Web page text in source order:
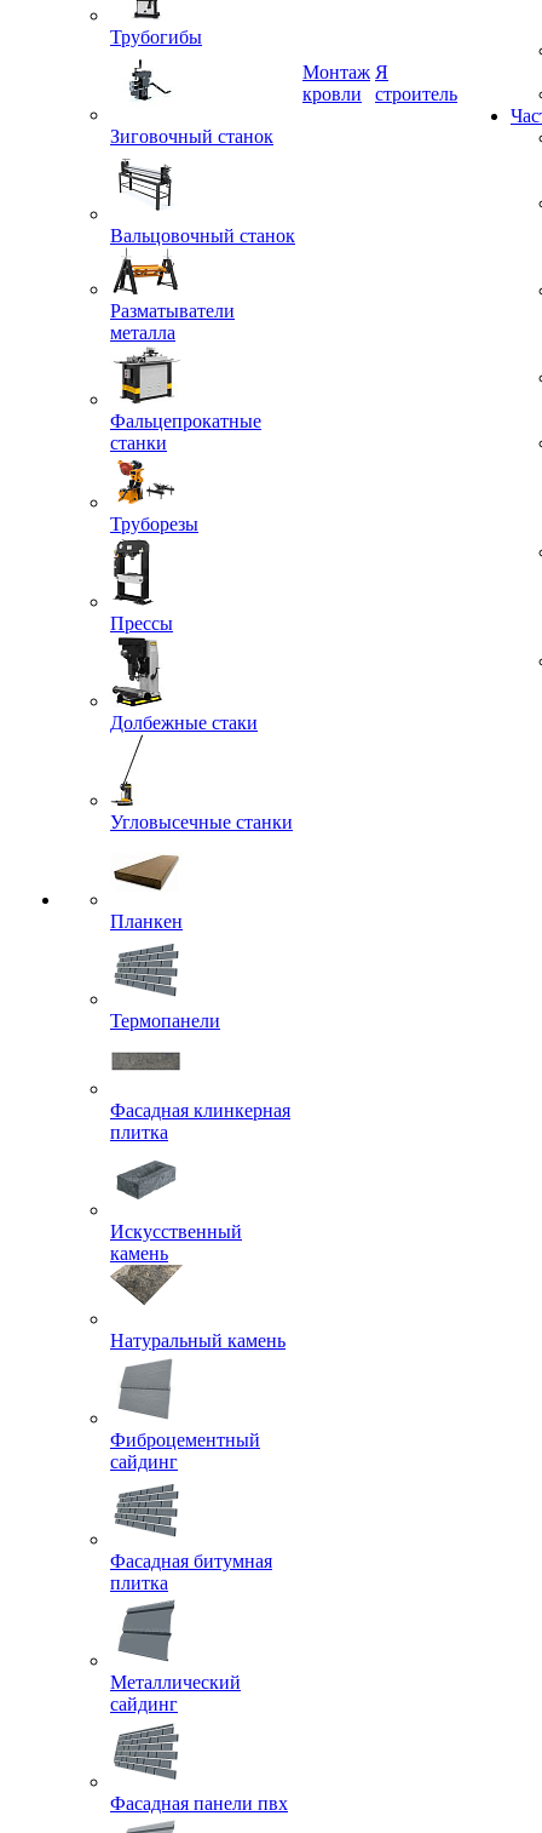
Трубогибы
Зиговочный станок
Вальцовочный станок
Разматыватели
металла
Фальцепрокатные
станки
Труборезы
Прессы
Долбежные стаки
Угловысечные станки
Планкен
Термопанели
Фасадная клинкерная
плитка
Искусственный
камень
Натуральный камень
Фиброцементный
сайдинг
Фасадная битумная
плитка
Металлический
сайдинг
Фасадная панели пвх
Монтаж
Я